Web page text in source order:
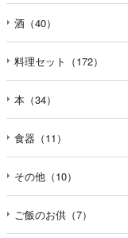
酒（40）
料理セット（172）
本（34）
食器（11）
その他（10）
ご飯のお供（7）